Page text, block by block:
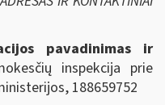
pavadinimas ir
inspekcija prie
188659752